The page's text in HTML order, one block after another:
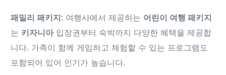
패밀리 패키지: 여행사에서 제공하는 어린이 여행 패키지
는 키자니아입장권부터 숙박까지 다양한 혜택을 제공합
니다. 가족이 함께 게임하고 체험할 수 있는 프로그램도
포함되어 있어 인기가 높습니다.